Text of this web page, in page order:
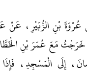
بْنِ الزُّبَيْرِ، عَنْ
خَرَجْتُ مَعَ عُمَرَ بْنِ
إِلَى الْمَسْجِدِ، فَإِذَا